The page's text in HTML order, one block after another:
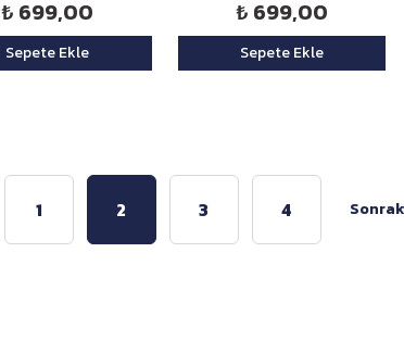
₺ 699,00
Sepete Ekle
₺ 699,00
Sepete Ekle
1 2 3 4